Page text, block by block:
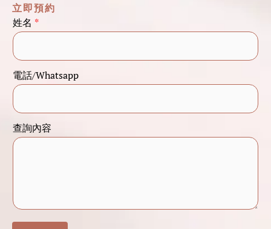
立即預約
查
詢
容
查
內
容
W
h
姓名 *
電話/Whatsapp
查詢內容